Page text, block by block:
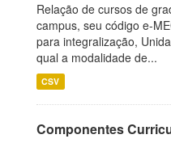
Relação de cursos de
campus, seu código e-
para integralização,
qual a modalidade de...
CSV
Componentes